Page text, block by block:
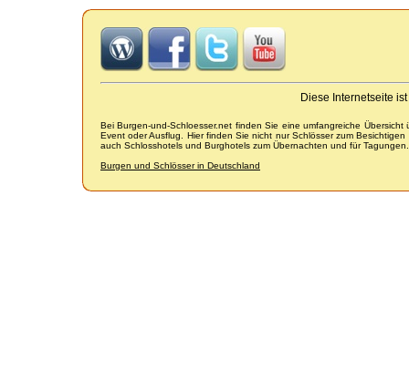
Diese Internetseite
Bei Burgen-und-Schloesser.net finden Sie eine umfangreiche
Event oder Ausflug. Hier finden Sie nicht nur Schlösser zum
auch Schlosshotels und Burghotels zum Übernachten und für Tagungen.
Burgen und Schlösser in Deutschland